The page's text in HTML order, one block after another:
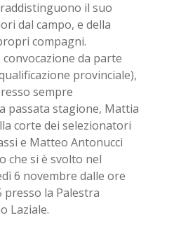
il suo
dal campo, e della
compagni.
da parte
provinciale),
sempre
passata stagione, Mattia
corte dei selezionatori
e Matteo Antonucci
che si è svolto nel
6 novembre dalle ore
presso la Palestra
Laziale.